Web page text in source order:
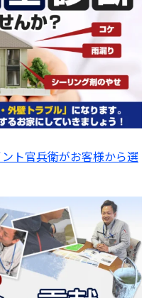
ト官兵衛がお客様から選